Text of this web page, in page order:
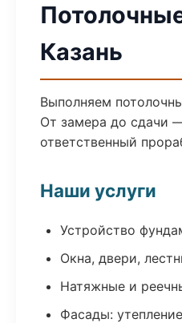
Казань
Выполняем
От замера до сдачи
ответственный
Наши услуги
Устройство
Окна, двери,
Натяжные и
Фасады: